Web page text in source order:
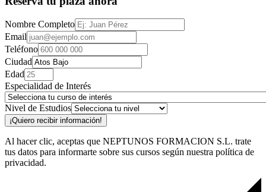
Nombre Completo
Email
Teléfono
Ciudad
Edad
Especialidad de Interés
Nivel de Estudios
¡Quiero recibir información!
Al hacer clic, aceptas que NEPTUNOS FORMACION S.L. trate
tus datos para informarte sobre sus cursos según nuestra política de
privacidad.